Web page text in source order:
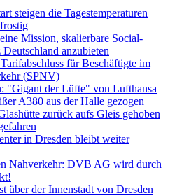
steigen die Tagestemperaturen
Mission, skalierbare Social-
anzubieten
für Beschäftigte im
(SPNV)
"Gigant der Lüfte" von Lufthansa
A380 aus der Halle gezogen
zurück aufs Gleis gehoben
in Dresden bleibt weiter
Nahverkehr: DVB AG wird durch
über der Innenstadt von Dresden